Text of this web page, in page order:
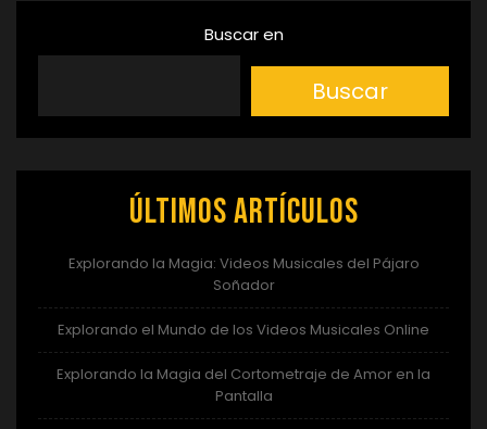
Buscar en
Buscar
Últimos artículos
Explorando la Magia: Videos Musicales del Pájaro
Soñador
Explorando el Mundo de los Videos Musicales Online
Explorando la Magia del Cortometraje de Amor en la
Pantalla